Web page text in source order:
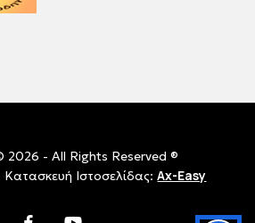
2026 - All Rights Reserved ®
Κατασκευή Ιστοσελίδας:Ax-Easy